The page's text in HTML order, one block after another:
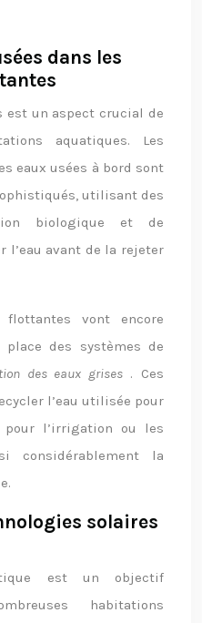
dans les
est un aspect crucial de
aquatiques. Les
eaux usées à bord sont
utilisant des
biologique et de
l’eau avant de la rejeter
flottantes vont encore
des systèmes de
des eaux grises . Ces
l’eau utilisée pour
l’irrigation ou les
considérablement la
solaires
est un objectif
habitations